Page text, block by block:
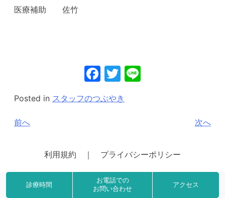
診療時間
お電話での
お問い合わせ
アクセス
医療補助 佐竹
Facebook
Twitter
Posted in スタッフのつぶやき
投
ビ
ゲ
前へ 次へ
利用規約 ｜ プライバシーポリシー
© 2021 藤田整形外科クリニック All Right Reserved.